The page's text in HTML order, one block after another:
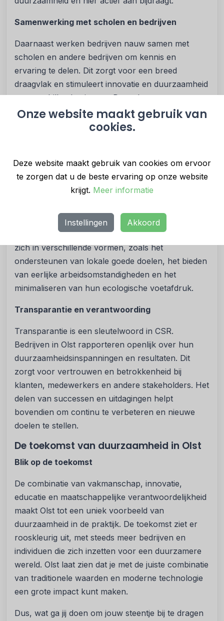
Onze website maakt gebruik van
cookies.
Deze website maakt gebruik van cookies om ervoor
te zorgen dat u de beste ervaring op onze website
krijgt. Meer informatie
Instellingen Akkoord
Samenwerking met scholen en bedrijven
Daarnaast werken bedrijven nauw samen met
scholen en andere bedrijven om kennis en
ervaring te delen. Dit zorgt voor een breed
draagvlak en stimuleert innovatie en duurzaamheid
op verschillende niveaus. Door deze
samenwerking worden nieuwe ideeën en
technieken sneller opgepikt en geïmplementeerd.
Maatschappelijke betrokkenheid
Corporate social responsibility (CSR) is een
Bedrijven nemen verantwoordelijkheid voor hun
impact op de maatschappij en het milieu. Dit uit
zich in verschillende vormen, zoals het
ondersteunen van lokale goede doelen, het bieden
van eerlijke arbeidsomstandigheden en het
minimaliseren van hun ecologische voetafdruk.
Transparantie en verantwoording
Transparantie is een sleutelwoord in CSR.
Bedrijven in Olst rapporteren openlijk over hun
duurzaamheidsinspanningen en resultaten. Dit
zorgt voor vertrouwen en betrokkenheid bij
klanten, medewerkers en andere stakeholders. Het
delen van successen en uitdagingen helpt
bovendien om continu te verbeteren en nieuwe
doelen te stellen.
De toekomst van duurzaamheid in Olst
Blik op de toekomst
De combinatie van vakmanschap, innovatie,
educatie en maatschappelijke verantwoordelijkheid
maakt Olst tot een uniek voorbeeld van
duurzaamheid in de praktijk. De toekomst ziet er
rooskleurig uit, met steeds meer bedrijven en
individuen die zich inzetten voor een duurzamere
wereld. Olst laat zien dat je met de juiste combinatie
van traditionele waarden en moderne technologie
een grote impact kunt maken.
Dus, wat ga jij doen om jouw steentje bij te dragen